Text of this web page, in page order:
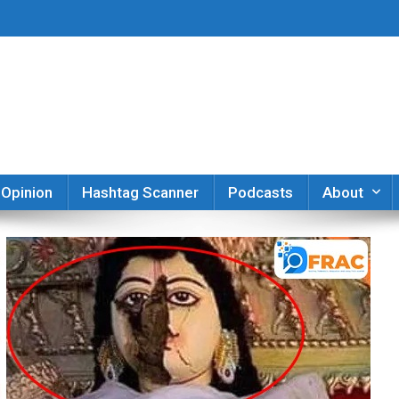
Opinion Hashtag Scanner Podcasts About